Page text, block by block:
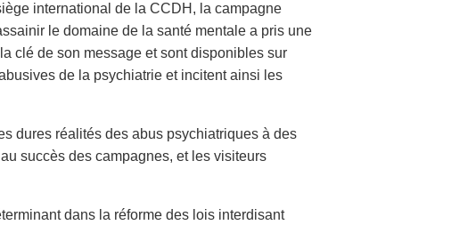
international de la CCDH, la campagne
le domaine de la santé mentale a pris une
clé de son message et sont disponibles sur
de la psychiatrie et incitent ainsi les
dures réalités des abus psychiatriques à des
succès des campagnes, et les visiteurs
dans la réforme des lois interdisant